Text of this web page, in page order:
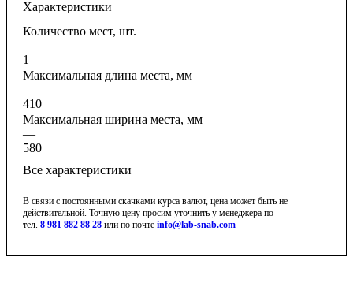
Характеристики
Количество мест, шт.
—
1
Максимальная длина места, мм
—
410
Максимальная ширина места, мм
—
580
Все характеристики
В связи с постоянными скачками курса валют, цена может быть не
действительной. Точную цену просим уточнить у менеджера по
тел. 8 981 882 88 28 или по почте info@lab-snab.com